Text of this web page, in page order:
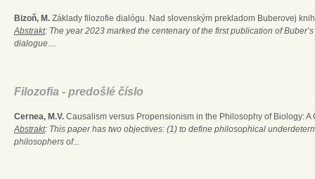
Bizoň, M. Základy filozofie dialógu. Nad slovenským prekladom Buberovej
Abstrakt: The year 2023 marked the centenary of the first publication of
dialogue....
Filozofia - predošlé číslo
Cernea, M.V. Causalism versus Propensionism in the Philosophy of Biology:
Abstrakt: This paper has two objectives: (1) to define philosophical
philosophers of...